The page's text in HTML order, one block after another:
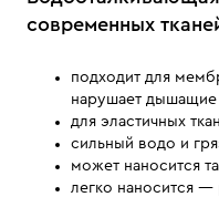
современных
подходит для
нарушает дышащие
для эластичных
сильный водо и
может наносится
легко наносится —